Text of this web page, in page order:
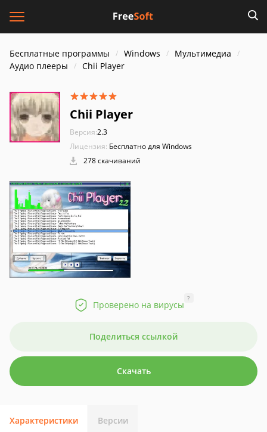
Бесплатные программы Windows
Мультимедиа
Аудио плееры
Chii Player
Chii Player
Версия:2.3
Лицензия: Бесплатно для Windows
278 скачиваний
Проверено на вирусы
?
Поделиться ссылкой
Скачать
Характеристики Версии